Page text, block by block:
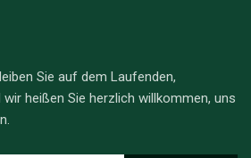
Sie auf dem Laufenden,
heißen Sie herzlich willkommen, uns